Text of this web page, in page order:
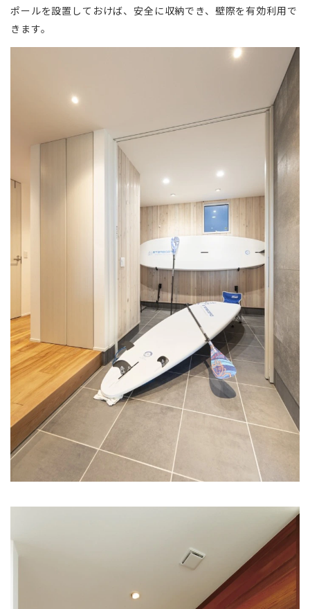
ポールを設置しておけば、安全に収納でき、壁際を有効利用で
きます。